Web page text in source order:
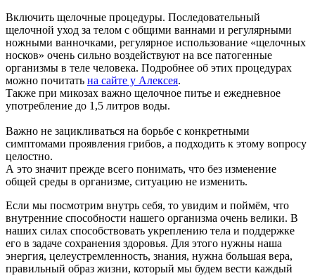
Включить щелочные процедуры. Последовательный
щелочной уход за телом с общими ваннами и регулярными
ножными ванночками, регулярное использование «щелочных
носков» очень сильно воздействуют на все патогенные
организмы в теле человека. Подробнее об этих процедурах
можно почитать на сайте у Алексея.
Также при микозах важно щелочное питье и ежедневное
употребление до 1,5 литров воды.
Важно не зацикливаться на борьбе с конкретными
симптомами проявления грибов, а подходить к этому вопросу
целостно.
А это значит прежде всего понимать, что без изменение
общей среды в организме, ситуацию не изменить.
Если мы посмотрим внутрь себя, то увидим и поймём, что
внутренние способности нашего организма очень велики. В
наших силах способствовать укреплению тела и поддержке
его в задаче сохранения здоровья. Для этого нужны наша
энергия, целеустремленность, знания, нужна большая вера,
правильный образ жизни, который мы будем вести каждый